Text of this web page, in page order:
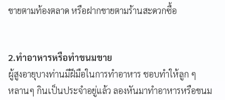
ขายตามท้องตลาด หรือฝากขายตามร้านสะดวกซื้อ
2.ทำอาหารหรือทำขนมขาย
ผู้สูงอายุบางท่านมีฝีมือในการทำอาหาร ชอบทำให้ลูก ๆ
หลานๆ กินเป็นประจำอยู่แล้ว ลองหันมาทำอาหารหรือขนม